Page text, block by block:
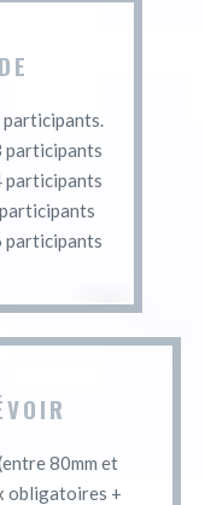
participants.
participants
participants
participants
80mm et
obligatoires +